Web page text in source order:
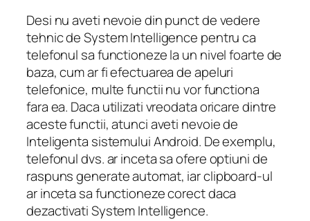
Desi nu aveti nevoie din punct de vedere
tehnic de System Intelligence pentru ca
telefonul sa functioneze la un nivel foarte de
baza, cum ar fi efectuarea de apeluri
telefonice, multe functii nu vor functiona
fara ea. Daca utilizati vreodata oricare dintre
aceste functii, atunci aveti nevoie de
Inteligenta sistemului Android. De exemplu,
telefonul dvs. ar inceta sa ofere optiuni de
raspuns generate automat, iar clipboard-ul
ar inceta sa functioneze corect daca
dezactivati System Intelligence.